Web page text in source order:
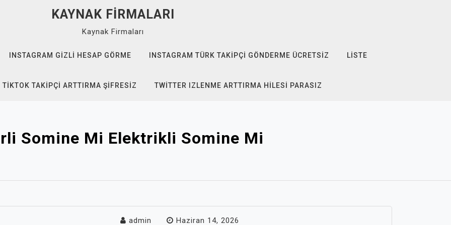
KAYNAK FIRMALARI
Kaynak Firmaları
INSTAGRAM GIZLI HESAP GÖRME INSTAGRAM TÜRK TAKIPÇI GÖNDERME ÜCRETSIZ LISTE
TIKTOK TAKIPÇI ARTTIRMA ŞIFRESIZ TWITTER IZLENME ARTTIRMA HILESI PARASIZ
Somine Mi Elektrikli Somine Mi
admin Haziran 14, 2026